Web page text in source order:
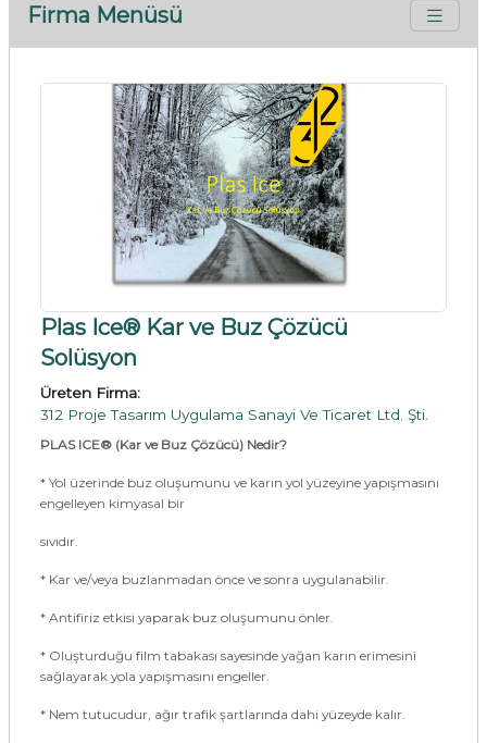
Firma Menüsü
Plas Ice® Kar ve Buz Çözücü
Solüsyon
Üreten Firma:
312 Proje Tasarım Uygulama Sanayi Ve Ticaret Ltd. Şti.
PLAS ICE® (Kar ve Buz Çözücü) Nedir?
* Yol üzerinde buz oluşumunu ve karın yol yüzeyine yapışmasını
engelleyen kimyasal bir
sıvıdır.
* Kar ve/veya buzlanmadan önce ve sonra uygulanabilir.
* Antifiriz etkisi yaparak buz oluşumunu önler.
* Oluşturduğu film tabakası sayesinde yağan karın erimesini
sağlayarak yola yapışmasını engeller.
* Nem tutucudur, ağır trafik şartlarında dahi yüzeyde kalır.